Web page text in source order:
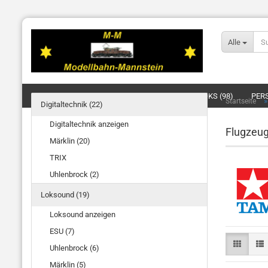
Alle
LOKS (98)
BELEUCHTUNG/SIGNALE/OBERLEITUNG (4)
Startseite
Digitaltechnik (22)
Digitaltechnik anzeigen
Märklin (20)
TRIX
Uhlenbrock (2)
Loksound (19)
Loksound anzeigen
ESU (7)
Uhlenbrock (6)
Märklin (5)